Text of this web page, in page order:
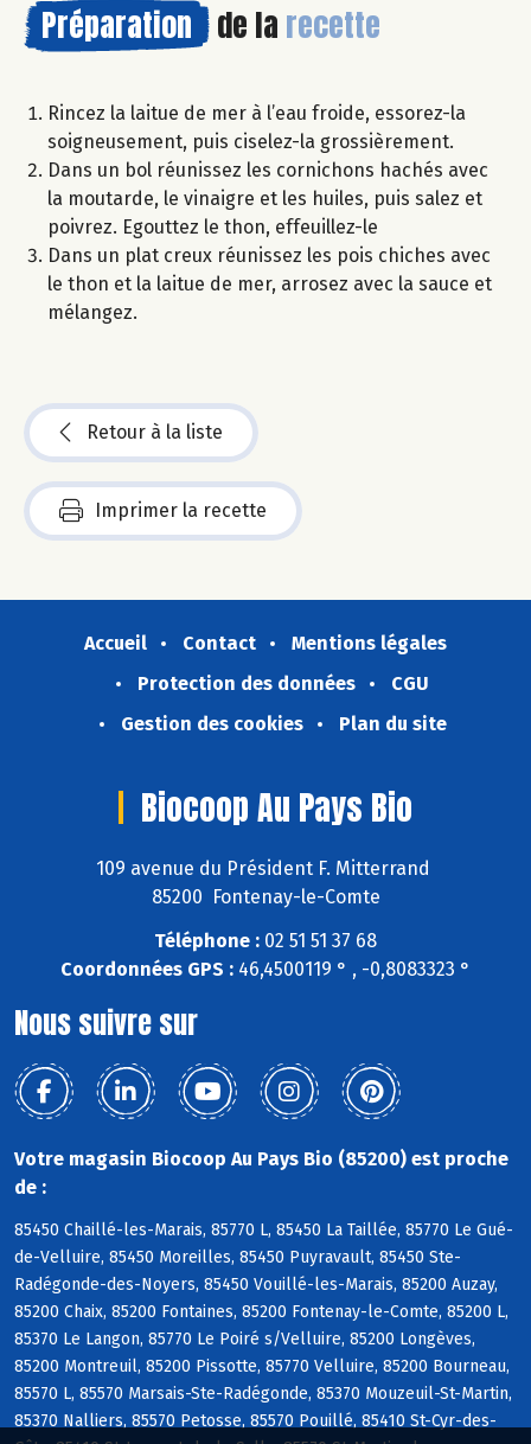
Préparation de la recette
Rincez la laitue de mer à l’eau froide, essorez-la
soigneusement, puis ciselez-la grossièrement.
Dans un bol réunissez les cornichons hachés avec
la moutarde, le vinaigre et les huiles, puis salez et
poivrez. Egouttez le thon, effeuillez-le
Dans un plat creux réunissez les pois chiches avec
le thon et la laitue de mer, arrosez avec la sauce et
mélangez.
Retour à la liste
Imprimer la recette
Accueil Contact
Mentions légales
Protection des données
CGU
Gestion des cookies
Plan du site
Biocoop Au Pays Bio
109 avenue du Président F. Mitterrand
85200 Fontenay-le-Comte
Téléphone : 02 51 51 37 68
Coordonnées GPS : 46,4500119 ° , -0,8083323 °
Nous suivre sur
Votre magasin Biocoop Au Pays Bio (85200) est proche
de :
85450 Chaillé-les-Marais, 85770 L, 85450 La Taillée, 85770 Le Gué-
de-Velluire, 85450 Moreilles, 85450 Puyravault, 85450 Ste-
Radégonde-des-Noyers, 85450 Vouillé-les-Marais, 85200 Auzay,
85200 Chaix, 85200 Fontaines, 85200 Fontenay-le-Comte, 85200 L,
85370 Le Langon, 85770 Le Poiré s/Velluire, 85200 Longèves,
85200 Montreuil, 85200 Pissotte, 85770 Velluire, 85200 Bourneau,
85570 L, 85570 Marsais-Ste-Radégonde, 85370 Mouzeuil-St-Martin,
85370 Nalliers, 85570 Petosse, 85570 Pouillé, 85410 St-Cyr-des-